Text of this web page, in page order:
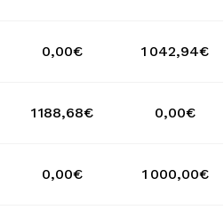
0,00€ 1 042,94€
1 188,68€ 0,00€
0,00€ 1 000,00€